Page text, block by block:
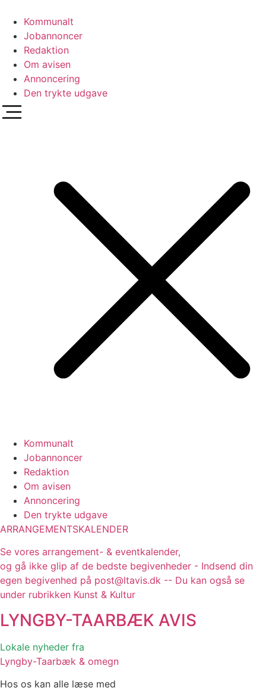
indhold
Kommunalt
Jobannoncer
Redaktion
Om avisen
Annoncering
Den trykte udgave
Kommunalt
Jobannoncer
Redaktion
Om avisen
Annoncering
Den trykte udgave
ARRANGEMENTSKALENDER
Se vores arrangement- & eventkalender,
og gå ikke glip af de bedste begivenheder - Indsend din
egen begivenhed på post@ltavis.dk -- Du kan også se
under rubrikken Kunst & Kultur
LYNGBY-TAARBÆK AVIS
Lokale nyheder fra
Lyngby-Taarbæk & omegn
Hos os kan alle læse med